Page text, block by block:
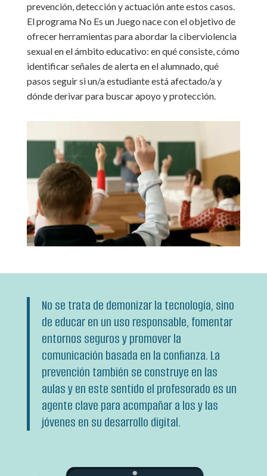
prevención, detección y actuación ante estos casos.
El programa No Es un Juego nace con el objetivo de
ofrecer herramientas para abordar la ciberviolencia
sexual en el ámbito educativo: en qué consiste, cómo
identificar señales de alerta en el alumnado, qué
pasos seguir si un/a estudiante está afectado/a y
dónde derivar para buscar apoyo y protección.
No se trata de demonizar la tecnología, sino
de educar en un uso responsable, fomentar
entornos seguros y promover la
comunicación basada en la confianza. La
prevención también se construye en las
aulas y en este sentido el profesorado es un
agente clave para acompañar a los y las
jóvenes en su desarrollo digital.